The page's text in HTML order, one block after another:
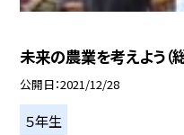
未来の農業を考えよう
公開日 2021/12/28
５年生